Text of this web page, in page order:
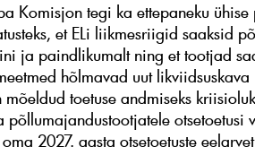
Komisjon tegi ka ettepaneku
et ELi liikmesriigid saaksid
ja paindlikumalt ning et tootjad
hõlmavad uut
mõeldud toetuse andmiseks
põllumajandustootjatele
2027. aasta otsetoetuste